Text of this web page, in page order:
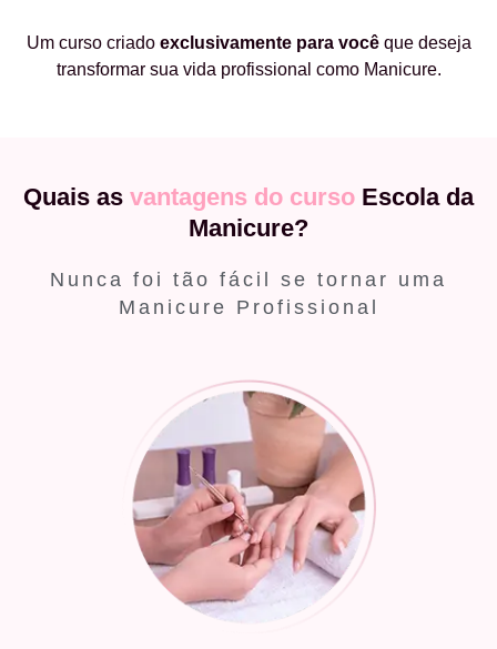
Um curso criado exclusivamente para vocêque deseja
transformar sua vida profissional como Manicure.
Quais as vantagens do curso Escola da
Manicure?
Nunca foi tão fácil se tornar uma
Manicure Profissional